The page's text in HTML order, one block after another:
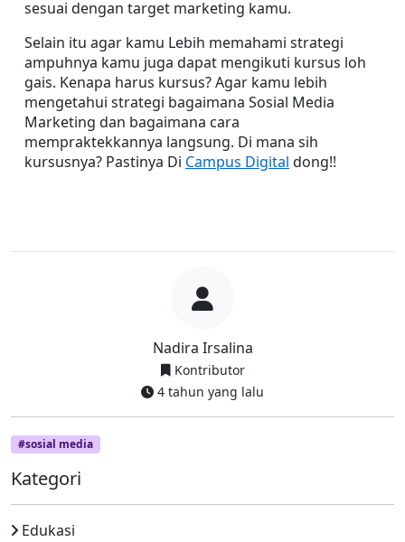
Nadira Irsalina
Kontributor
4 tahun yang lalu
#sosial media
sesuai dengan target marketing kamu.
Selain itu agar kamu Lebih memahami strategi
ampuhnya kamu juga dapat mengikuti kursus loh
gais. Kenapa harus kursus? Agar kamu lebih
mengetahui strategi bagaimana Sosial Media
Marketing dan bagaimana cara
mempraktekkannya langsung. Di mana sih
kursusnya? Pastinya Di Campus Digital dong!!
Kategori
Edukasi